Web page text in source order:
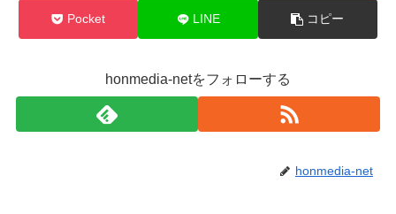
Pocket LINE コピー
honmedia-netをフォローする
honmedia-net